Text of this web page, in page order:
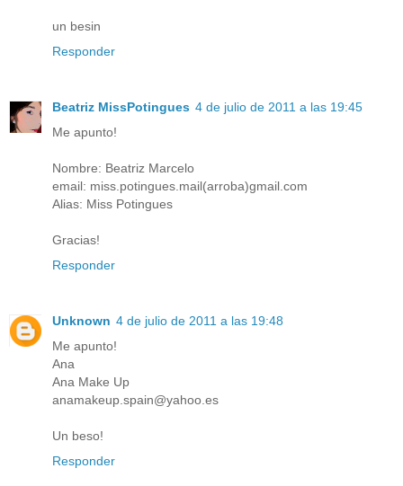
un besin
Responder
Beatriz MissPotingues 4 de julio de 2011 a las 19:45
Me apunto!
Nombre: Beatriz Marcelo
email: miss.potingues.mail(arroba)gmail.com
Alias: Miss Potingues
Gracias!
Responder
Unknown 4 de julio de 2011 a las 19:48
Me apunto!
Ana
Ana Make Up
anamakeup.spain@yahoo.es
Un beso!
Responder